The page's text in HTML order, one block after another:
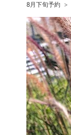
8月下旬予約